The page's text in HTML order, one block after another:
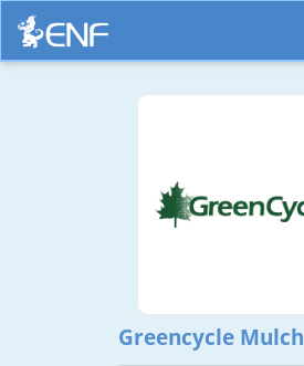
Greencycle Mulch